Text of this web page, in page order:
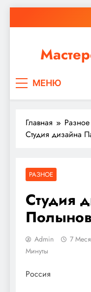
к
ремонт или
МЕНЮ
Главная
Разное
Студия дизайна
РАЗНОЕ
Студия
Admin 7
Минуты
Россия